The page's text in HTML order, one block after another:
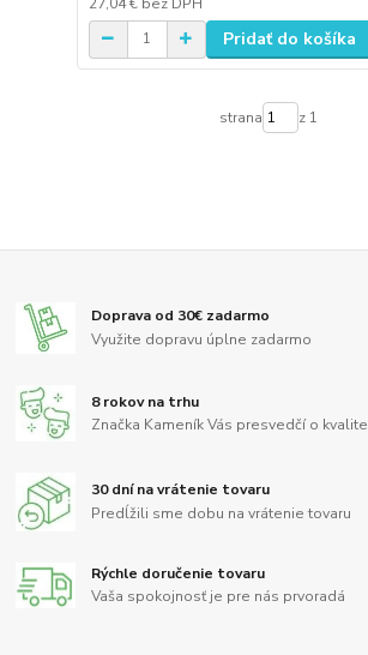
Pridať do košíka
strana z 1
Doprava od 30€ zadarmo
Využite dopravu úplne zadarmo
8 rokov na trhu
Značka Kameník Vás presvedčí o kvalite
30 dní na vrátenie tovaru
Predĺžili sme dobu na vrátenie tovaru
Rýchle doručenie tovaru
Vaša spokojnosť je pre nás prvoradá